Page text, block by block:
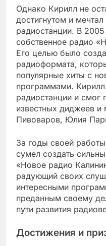
Однако Кирилл не
достигнутом и
радиостанции. В
собственное радио
Его целью было
радиоформата,
популярные хиты с
программами.
радиостанции и смог
известных диджеев и
Пивоваров, Юлия
За годы своей
сумел создать
«Новое радио
радующий своих
интересными
преданным своему
пути развития
Достижения и